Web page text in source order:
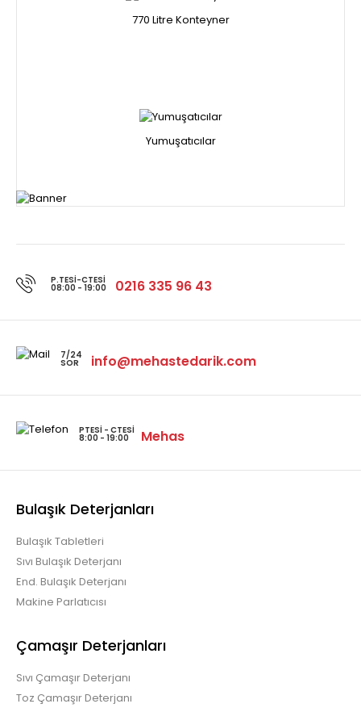
770 Litre Konteyner
Yumuşatıcılar
P.TESI-CTESI
08:00 - 19:00 0216 335 96 43
7/24
SOR info@mehastedarik.com
PTESI - CTESI
8:00 - 19:00 Mehas
Bulaşık Deterjanları
Bulaşık Tabletleri
Sıvı Bulaşık Deterjanı
End. Bulaşık Deterjanı
Makine Parlatıcısı
Çamaşır Deterjanları
Sıvı Çamaşır Deterjanı
Toz Çamaşır Deterjanı